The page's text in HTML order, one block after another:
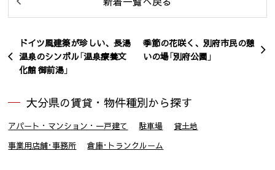
ドイツ風建築が珍しい、長湯
温泉のシンボル「温泉療養文
化館 御前湯」
季節の花咲く、別府市民の憩
いの場「別府公園」
大分県の賃貸・物件種別から探す
アパート・マンション・一戸建て 駐車場
貸土地
事業用店舗･事務所
倉庫･トランクルーム